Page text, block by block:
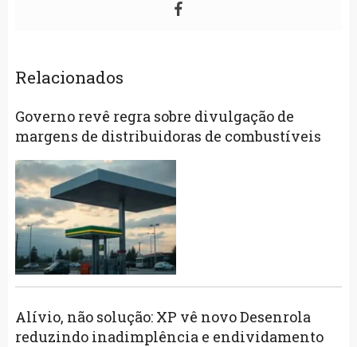
Relacionados
Governo revê regra sobre divulgação de
margens de distribuidoras de combustíveis
Alívio, não solução: XP vê novo Desenrola
reduzindo inadimplência e endividamento